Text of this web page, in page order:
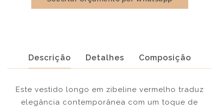
Descrição Detalhes Composição
Este vestido longo em zibeline vermelho traduz
elegância contemporânea com um toque de